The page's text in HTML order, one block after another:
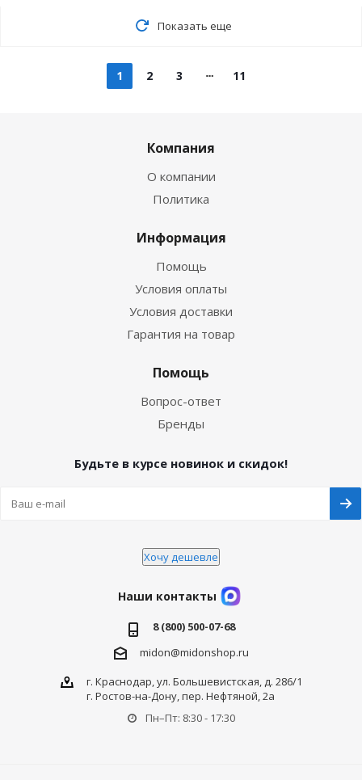
Показать еще
1 2 3 11
Компания
О компании
Политика
Информация
Помощь
Условия оплаты
Условия доставки
Гарантия на товар
Помощь
Вопрос-ответ
Бренды
Будьте в курсе новинок и скидок!
Хочу дешевле
Наши контакты
8 (800) 500-07-68
midon@midonshop.ru
г. Краснодар, ул. Большевистская, д. 286/1
г. Ростов-на-Дону, пер. Нефтяной, 2а
Пн–Пт: 8:30 - 17:30